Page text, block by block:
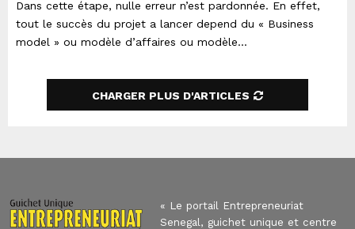
Dans cette étape, nulle erreur n’est pardonnée. En effet,
tout le succès du projet a lancer depend du « Business
model » ou modèle d’affaires ou modèle...
CHARGER PLUS D'ARTICLES
« Le portail Entrepreneuriat
Senegal, guichet unique et centre